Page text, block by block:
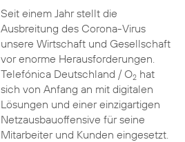
Seit einem Jahr stellt die
Ausbreitung des Corona-Virus
unsere Wirtschaft und Gesellschaft
vor enorme Herausforderungen.
Telefónica Deutschland / O2hat
sich von Anfang an mit digitalen
Lösungen und einer einzigartigen
Netzausbauoffensive für seine
Mitarbeiter und Kunden eingesetzt.